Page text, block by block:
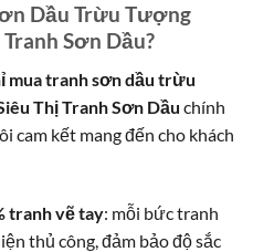
Dầu Trừu Tượng
Sơn Dầu?
mua tranh sơn dầu trừu
Thị Tranh Sơn Dầu chính
cam kết mang đến cho khách
tranh vẽ tay: mỗi bức tranh
thủ công, đảm bảo độ sắc